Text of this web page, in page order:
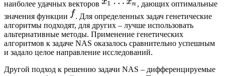
наиболее удачных векторов
, дающих оптимальные
значения функции
. Для определенных задач генетические
алгоритмы подходят, для других – лучше использовать
альтернативные методы. Применение генетических
алгоритмов к задаче NAS оказалось сравнительно успешным
и задало целое направление исследований.
Другой подход к решению задачи NAS – дифференцируемые